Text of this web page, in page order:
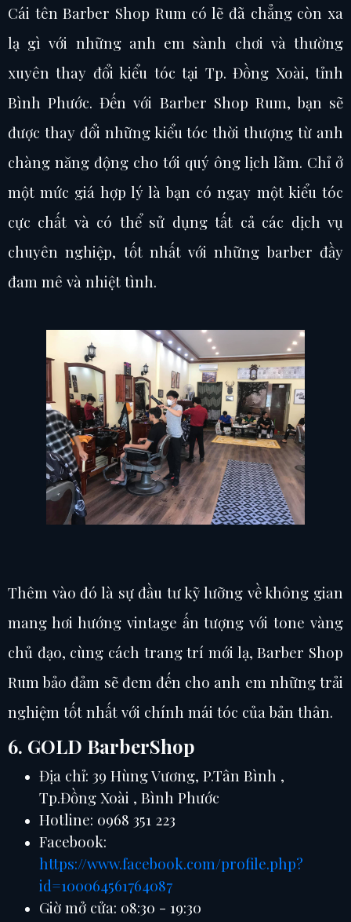
Cái tên Barber Shop Rum có lẽ đã chẳng còn xa
lạ gì với những anh em sành chơi và thường
xuyên thay đổi kiểu tóc tại Tp. Đồng Xoài, tỉnh
Bình Phước. Đến với Barber Shop Rum, bạn sẽ
được thay đổi những kiểu tóc thời thượng từ anh
chàng năng động cho tới quý ông lịch lãm. Chỉ ở
một mức giá hợp lý là bạn có ngay một kiểu tóc
cực chất và có thể sử dụng tất cả các dịch vụ
chuyên nghiệp, tốt nhất với những barber đầy
đam mê và nhiệt tình.
Thêm vào đó là sự đầu tư kỹ lưỡng về không gian
mang hơi hướng vintage ấn tượng với tone vàng
chủ đạo, cùng cách trang trí mới lạ, Barber Shop
Rum bảo đảm sẽ đem đến cho anh em những trải
nghiệm tốt nhất với chính mái tóc của bản thân.
6. GOLD BarberShop
Địa chỉ: 39 Hùng Vương, P.Tân Bình ,
Tp.Đồng Xoài , Bình Phước
Hotline: 0968 351 223
Facebook:
https://www.facebook.com/profile.php?
id=100064561764087
Giờ mở cửa: 08:30 - 19:30